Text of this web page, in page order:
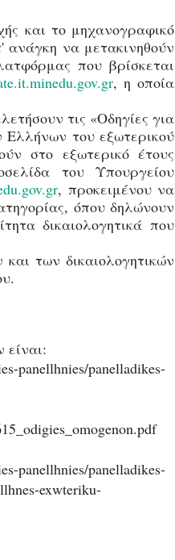
και το μηχανογραφικό
ανάγκη να μετακινηθούν
που βρίσκεται
, η οποία
τις «Οδηγίες για
Ελλήνων του εξωτερικού
στο εξωτερικό έτους
του Υπουργείου
, προκειμένου να
όπου δηλώνουν
δικαιολογητικά που
των δικαιολογητικών
είναι:
panellhnies/panelladikes-
panellhnies/panelladikes-
exwteriku-